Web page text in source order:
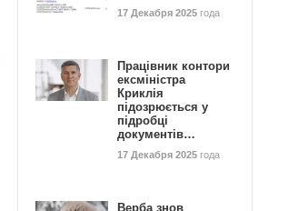
17 Декабря 2025 года
Працівник контори
ексміністра
Криклія
підозрюється у
підробці
документів…
17 Декабря 2025 года
Верба знов